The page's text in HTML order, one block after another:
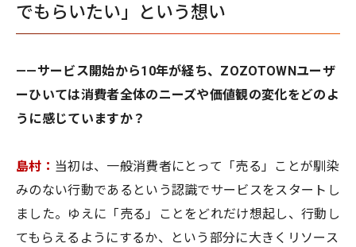
でもらいたい」という想い
——サービス開始から10年が経ち、ZOZOTOWNユーザ
ーひいては消費者全体のニーズや価値観の変化をどのよ
うに感じていますか？
島村： 当初は、一般消費者にとって「売る」ことが馴染
みのない行動であるという認識でサービスをスタートし
ました。ゆえに「売る」ことをどれだけ想起し、行動し
てもらえるようにするか、という部分に大きくリソース